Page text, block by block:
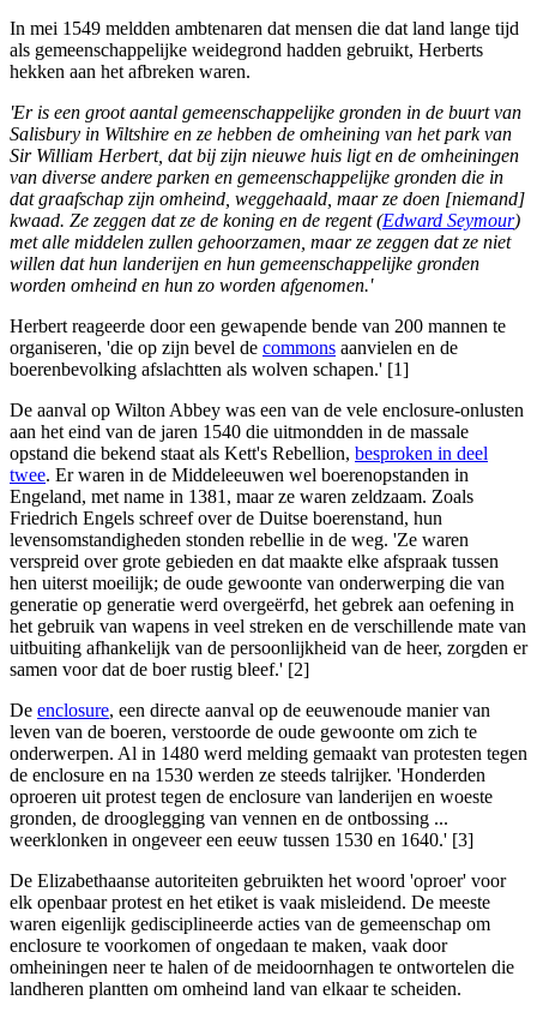
In mei 1549 meldden ambtenaren dat mensen die dat land lange tijd
als gemeenschappelijke weidegrond hadden gebruikt, Herberts
hekken aan het afbreken waren.
'Er is een groot aantal gemeenschappelijke gronden in de buurt van
Salisbury in Wiltshire en ze hebben de omheining van het park van
Sir William Herbert, dat bij zijn nieuwe huis ligt en de omheiningen
van diverse andere parken en gemeenschappelijke gronden die in
dat graafschap zijn omheind, weggehaald, maar ze doen [niemand]
kwaad. Ze zeggen dat ze de koning en de regent(Edward Seymour)
met alle middelen zullen gehoorzamen, maar ze zeggen dat ze niet
willen dat hun landerijen en hun gemeenschappelijke gronden
worden omheind en hun zo worden afgenomen.'
Herbert reageerde door een gewapende bende van 200 mannen te
organiseren, 'die op zijn bevel de commons aanvielen en de
boerenbevolking afslachtten als wolven schapen.' [1]
De aanval op Wilton Abbey was een van de vele enclosure-onlusten
aan het eind van de jaren 1540 die uitmondden in de massale
opstand die bekend staat als Kett's Rebellion, besproken in deel
twee. Er waren in de Middeleeuwen wel boerenopstanden in
Engeland, met name in 1381, maar ze waren zeldzaam. Zoals
Friedrich Engels schreef over de Duitse boerenstand, hun
levensomstandigheden stonden rebellie in de weg. 'Ze waren
verspreid over grote gebieden en dat maakte elke afspraak tussen
hen uiterst moeilijk; de oude gewoonte van onderwerping die van
generatie op generatie werd overgeërfd, het gebrek aan oefening in
het gebruik van wapens in veel streken en de verschillende mate van
uitbuiting afhankelijk van de persoonlijkheid van de heer, zorgden er
samen voor dat de boer rustig bleef.' [2]
De enclosure, een directe aanval op de eeuwenoude manier van
leven van de boeren, verstoorde de oude gewoonte om zich te
onderwerpen. Al in 1480 werd melding gemaakt van protesten tegen
de enclosure en na 1530 werden ze steeds talrijker. 'Honderden
oproeren uit protest tegen de enclosure van landerijen en woeste
gronden, de drooglegging van vennen en de ontbossing ...
weerklonken in ongeveer een eeuw tussen 1530 en 1640.' [3]
De Elizabethaanse autoriteiten gebruikten het woord 'oproer' voor
elk openbaar protest en het etiket is vaak misleidend. De meeste
waren eigenlijk gedisciplineerde acties van de gemeenschap om
enclosure te voorkomen of ongedaan te maken, vaak door
omheiningen neer te halen of de meidoornhagen te ontwortelen die
landheren plantten om omheind land van elkaar te scheiden.